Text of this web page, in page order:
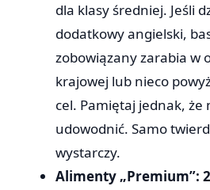
dla klasy średniej. Jeśli
dodatkowy angielski,
zobowiązany zarabia w
krajowej lub nieco
cel. Pamiętaj jednak, że
udowodnić. Samo
wystarczy.
Alimenty „Premium”: